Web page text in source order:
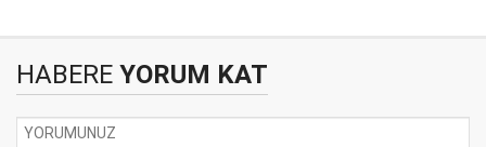
HABERE YORUM KAT